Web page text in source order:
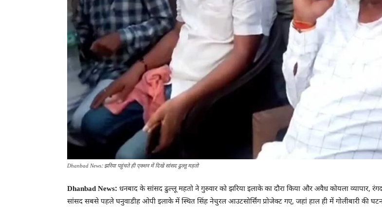
Dhanbad News: झरिया पहुंचते ही एक्शन में दिखे सांसद ढुल्लू महतो
Dhanbad News: धनबाद के सांसद ढुल्लू महतो ने गुरुवार को झरिया इलाके का दौरा किया और अवैध कोयला व्यापार,
सांसद सबसे पहले घनुवाडीह ओपी इलाके में स्थित सिंह नेचुरल आउटसोर्सिंग प्रोजेक्ट गए, जहां हाल ही में गोलीबारी की